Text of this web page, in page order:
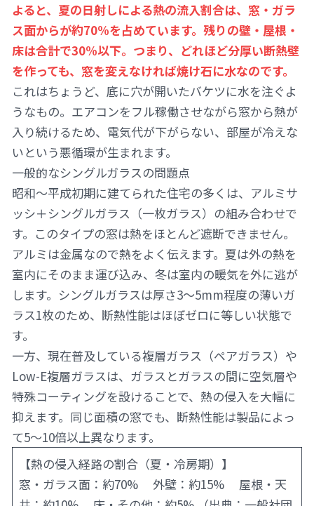
よると、夏の日射しによる熱の流入割合は、窓・ガラ
ス面からが約70%を占めています。残りの壁・屋根・
床は合計で30%以下。つまり、どれほど分厚い断熱壁
を作っても、窓を変えなければ焼け石に水なのです。
これはちょうど、底に穴が開いたバケツに水を注ぐよ
うなもの。エアコンをフル稼働させながら窓から熱が
入り続けるため、電気代が下がらない、部屋が冷えな
いという悪循環が生まれます。
一般的なシングルガラスの問題点
昭和〜平成初期に建てられた住宅の多くは、アルミサ
ッシ＋シングルガラス（一枚ガラス）の組み合わせで
す。このタイプの窓は熱をほとんど遮断できません。
アルミは金属なので熱をよく伝えます。夏は外の熱を
室内にそのまま運び込み、冬は室内の暖気を外に逃が
します。シングルガラスは厚さ3〜5mm程度の薄いガ
ラス1枚のため、断熱性能はほぼゼロに等しい状態で
す。
一方、現在普及している複層ガラス（ペアガラス）や
Low-E複層ガラスは、ガラスとガラスの間に空気層や
特殊コーティングを設けることで、熱の侵入を大幅に
抑えます。同じ面積の窓でも、断熱性能は製品によっ
て5〜10倍以上異なります。
【熱の侵入経路の割合（夏・冷房期）】
窓・ガラス面：約70% 外壁：約15% 屋根・天